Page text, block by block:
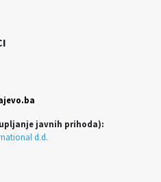
javnih prihoda):
d.d.